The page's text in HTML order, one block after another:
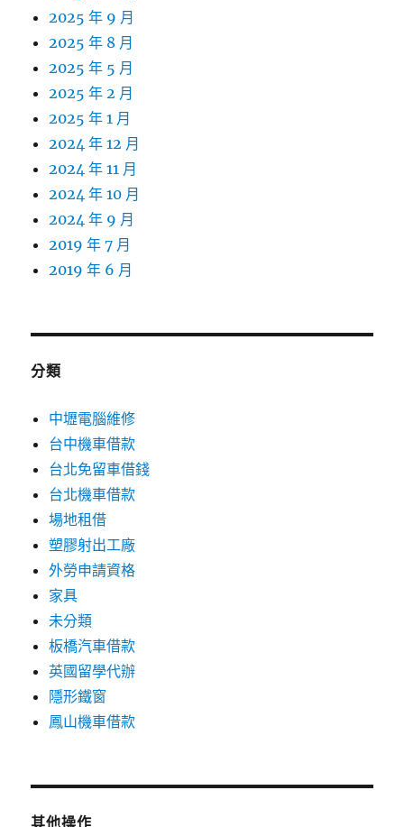
2025 年 9 月
2025 年 8 月
2025 年 5 月
2025 年 2 月
2025 年 1 月
2024 年 12 月
2024 年 11 月
2024 年 10 月
2024 年 9 月
2019 年 7 月
2019 年 6 月
分類
中壢電腦維修
台中機車借款
台北免留車借錢
台北機車借款
場地租借
塑膠射出工廠
外勞申請資格
家具
未分類
板橋汽車借款
英國留學代辦
隱形鐵窗
鳳山機車借款
其他操作